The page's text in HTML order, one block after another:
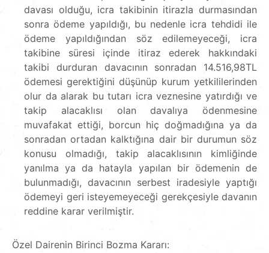
davası olduğu, icra takibinin itirazla durmasından
sonra ödeme yapıldığı, bu nedenle icra tehdidi ile
ödeme yapıldığından söz edilemeyeceği, icra
takibine süresi içinde itiraz ederek hakkındaki
takibi durduran davacının sonradan 14.516,98TL
ödemesi gerektiğini düşünüp kurum yetkililerinden
olur da alarak bu tutarı icra veznesine yatırdığı ve
takip alacaklısı olan davalıya ödenmesine
muvafakat ettiği, borcun hiç doğmadığına ya da
sonradan ortadan kalktığına dair bir durumun söz
konusu olmadığı, takip alacaklısının kimliğinde
yanılma ya da hatayla yapılan bir ödemenin de
bulunmadığı, davacının serbest iradesiyle yaptığı
ödemeyi geri isteyemeyeceği gerekçesiyle davanın
reddine karar verilmiştir.
Özel Dairenin Birinci Bozma Kararı: